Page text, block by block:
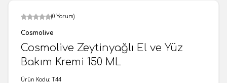
(0 Yorum)
Cosmolive
Cosmolive Zeytinyağlı El ve Yüz
Bakım Kremi 150 ML
Ürün Kodu: T44